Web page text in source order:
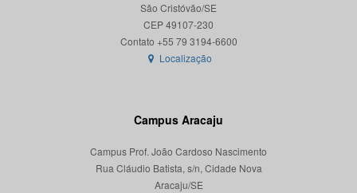
São Cristóvão/SE
CEP 49107-230
Localização
Campus Aracaju
Campus Prof. João Cardoso Nascimento
Rua Cláudio Batista, s/n, Cidade Nova
Aracaju/SE